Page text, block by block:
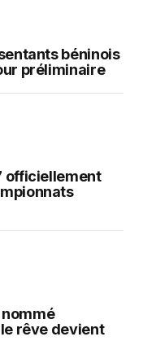
béninois
préliminaire
officiellement
rêve devient